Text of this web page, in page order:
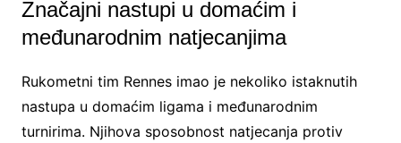
Značajni nastupi u domaćim i
međunarodnim natjecanjima
Rukometni tim Rennes imao je nekoliko istaknutih
nastupa u domaćim ligama i međunarodnim
turnirima. Njihova sposobnost natjecanja protiv